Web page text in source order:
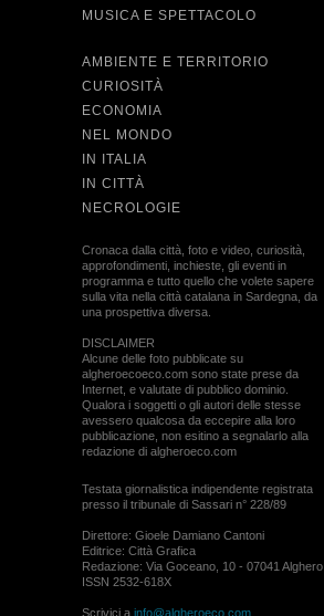
MUSICA E SPETTACOLO
AMBIENTE E TERRITORIO
CURIOSITÀ
ECONOMIA
NEL MONDO
IN ITALIA
IN CITTÀ
NECROLOGIE
Cronaca dalla città, foto e video, curiosità,
approfondimenti, inchieste, gli eventi in
programma e tutto quello che volete sapere
sulla vita nella città catalana in Sardegna, da
una prospettiva diversa.
DISCLAIMER
Alcune delle foto pubblicate su
algheroecoeco.com sono state prese da
Internet, e valutate di pubblico dominio.
Qualora i soggetti o gli autori delle stesse
avessero qualcosa da eccepire alla loro
pubblicazione, non esitino a segnalarlo alla
redazione di algheroeco.com
Testata giornalistica indipendente registrata
presso il tribunale di Sassari n° 228/89
Direttore: Gioele Damiano Cantoni
Editrice: Città Grafica
Redazione: Via Goceano, 10 - 07041 Alghero
ISSN 2532-618X
Scrivici a info@algheroeco.com